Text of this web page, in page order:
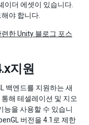
이더 에셋이 있습니다.
야 합니다.
한 Unity 블로그 포스
지원
백엔드를 지원하는 새
해 테셀레이션 및 지오
능을 사용할 수 있습니
버전을 4.1로 제한